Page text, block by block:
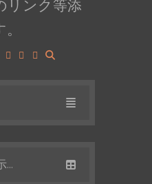
リンク等添
...